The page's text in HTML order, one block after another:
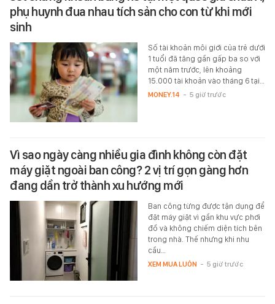
phụ huynh đua nhau tích sản cho con từ khi mới
sinh
Số tài khoản môi giới của trẻ dưới
1 tuổi đã tăng gần gấp ba so với
một năm trước, lên khoảng
15.000 tài khoản vào tháng 6 tại…
MONEY.14 - 5 giờ trước
Vì sao ngày càng nhiều gia đình không còn đặt
máy giặt ngoài ban công? 2 vị trí gọn gàng hơn
đang dần trở thành xu hướng mới
Ban công từng được tận dụng để
đặt máy giặt vì gần khu vực phơi
đồ và không chiếm diện tích bên
trong nhà. Thế nhưng khi nhu
cầu…
XEM MUA LUÔN - 5 giờ trước